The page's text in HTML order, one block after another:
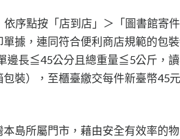
序點按「店到店」＞「圖書館寄
據，連同符合便利商店規範的包
邊長≦45公分且總重量≦5公斤，
裝），至櫃臺繳交每件新臺幣45
島所屬門市，藉由安全有效率的物